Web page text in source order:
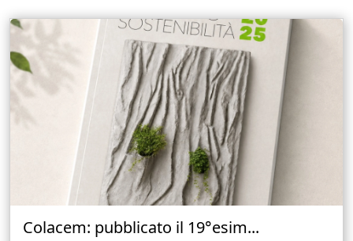
Colacem: pubblicato il 19°esim...